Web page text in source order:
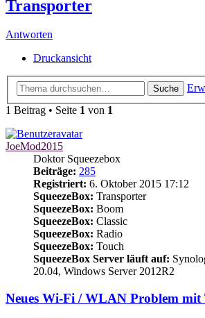
Transporter
Antworten
Druckansicht
Suche
1 Beitrag • Seite 1 von 1
JoeMod2015
Doktor Squeezebox
Beiträge: 285
Registriert: 6. Oktober 2015 17:12
SqueezeBox: Transporter
SqueezeBox: Boom
SqueezeBox: Classic
SqueezeBox: Radio
SqueezeBox: Touch
SqueezeBox Server läuft auf:
20.04, Windows Server 2012R2
Neues Wi-Fi / WLAN Problem